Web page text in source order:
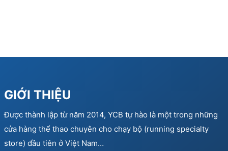
GIỚI THIỆU
Được thành lập từ năm 2014, YCB tự hào là một trong những
cửa hàng thể thao chuyên cho chạy bộ (running specialty
store) đầu tiên ở Việt Nam…